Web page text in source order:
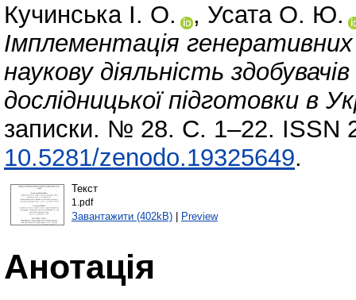
Кучинська І. О. , Усата О. Ю.
Імплементація
наукову діяльність
дослідницької підготовки в
записки. № 28. С. 1–22. ISSN
10.5281/zenodo.19325649.
Текст
1.pdf
Завантажити (402kB)| Preview
Анотація